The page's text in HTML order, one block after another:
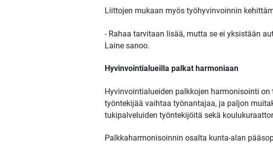
Liittojen mukaan myös työhyvinvoinnin
- Rahaa tarvitaan lisää, mutta se ei yksistään
Laine sanoo.
Hyvinvointialueilla palkat harmoniaan
Hyvinvointialueiden palkkojen harmonisointi
työntekijää vaihtaa työnantajaa, ja paljon
tukipalveluiden työntekijöitä sekä
Palkkaharmonisoinnin osalta kunta-alan